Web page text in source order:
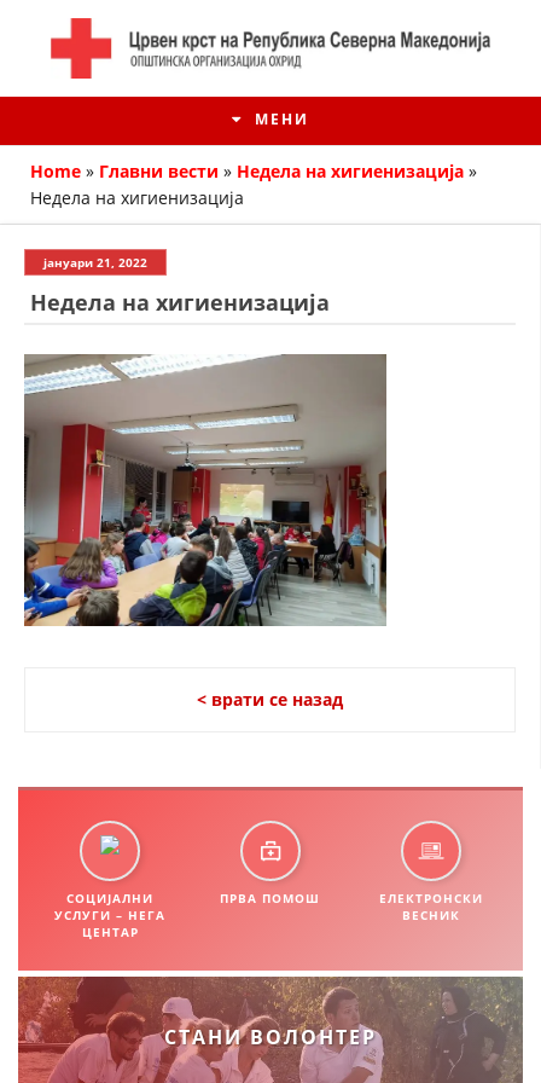
МЕНИ
ИСТОРИЈАТ НА ЦКРМ
ИСТОРИЈАТ НА ДВИЖЕЊЕТО
СТРУКТУРА НА ОРГАНИЗАЦИЈАТА
КОНТАКТ ИНФОРМАЦИИ
СТАТУТ НА ЦКРМ
РАКОВОДЕН ОДБОР
СОБРАНИЕ
СТРУКТУРА И ОРГАНИЗАЦИОНА ПОСТАВЕНОСТ
Home » Главни вести » Недела на хигиенизација »
Недела на хигиенизација
јануари 21, 2022
Недела на хигиенизација
< врати се назад
СОЦИЈАЛНИ
УСЛУГИ – НЕГА
ЦЕНТАР
ПРВА ПОМОШ
ЕЛЕКТРОНСКИ
ВЕСНИК
СТАНИ ВОЛОНТЕР